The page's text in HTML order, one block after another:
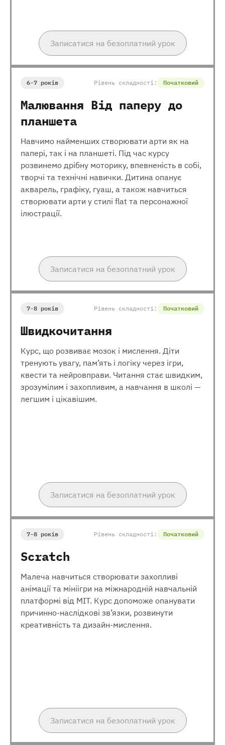
Записатися на безоплатний урок
6-7 років Рівень складності: Початковий
Малювання Від паперу до
планшета
Навчимо найменших створювати арти як на
папері, так і на планшеті. Під час курсу
розвинемо дрібну моторику, впевненість в собі,
творчі та технічні навички. Дитина опанує
акварель, графіку, гуаш, а також навчиться
створювати арти у стилі flat та персонажної
ілюстрації.
Записатися на безоплатний урок
7-8 років Рівень складності: Початковий
Швидкочитання
Курс, що розвиває мозок і мислення. Діти
тренують увагу, пам’ять і логіку через ігри,
квести та нейровправи. Читання стає швидким,
зрозумілим і захопливим, а навчання в школі —
легшим і цікавішим.
Записатися на безоплатний урок
7-8 років Рівень складності: Початковий
Scratch
Малеча навчиться створювати захопливі
анімації та мініігри на міжнародній навчальній
платформі від МІТ. Курс допоможе опанувати
причинно-наслідкові зв’язки, розвинути
креативність та дизайн-мислення.
Записатися на безоплатний урок